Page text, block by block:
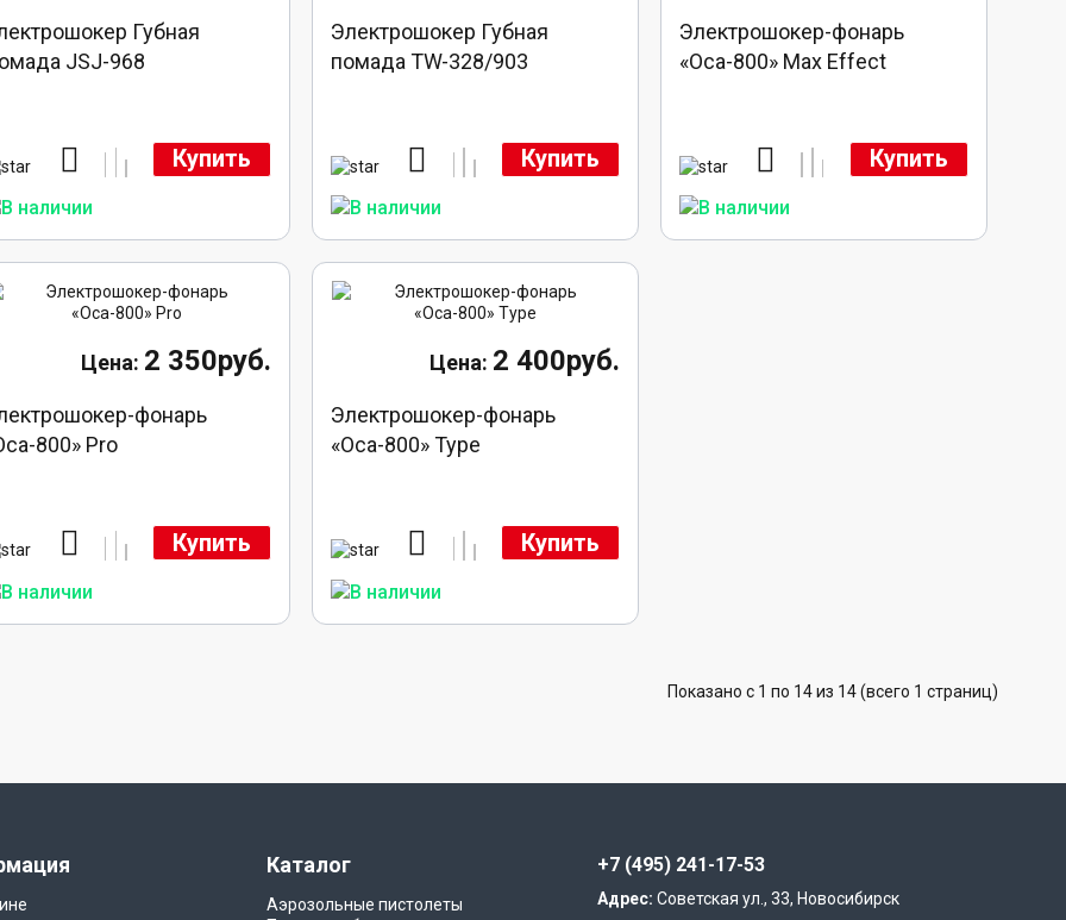
Губная
JSJ-968
Купить
Электрошокер Губная
помада TW-328/903
Купить
Электрошокер-фонарь
«Оса-800» Max Effect
Купить
2 350руб.
фонарь
800» Pro
Купить
2 400руб.
Электрошокер-фонарь
«Оса-800» Type
Купить
Показано с 1 по 14 из 14 (всего 1 страниц)
Каталог
Аэрозольные пистолеты
+7 (495) 241-17-53
Адрес: Советская ул., 33, Новосибирск